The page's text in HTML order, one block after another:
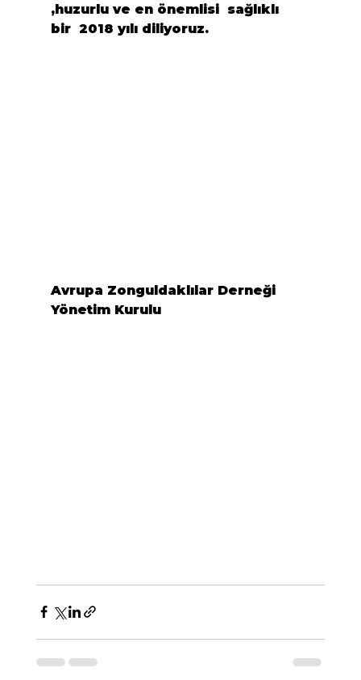
,huzurlu ve en önemlisi  sağlıklı
bir  2018 yılı diliyoruz.
Avrupa Zonguldaklılar Derneği
Yönetim Kurulu